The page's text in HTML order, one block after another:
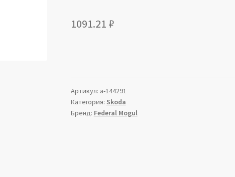
1091.21 ₽
Артикул: a-144291
Категория: Skoda
Бренд: Federal Mogul